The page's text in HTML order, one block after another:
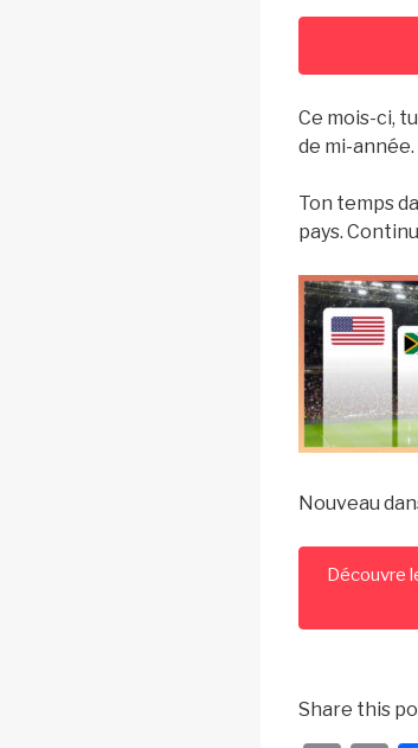
Ce mois-ci,
de mi-année.
Ton temps
pays.
Nouveau
Découvre
Share this